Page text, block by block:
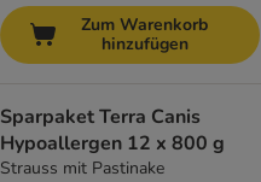
Zum Warenkorb
hinzufügen
Sparpaket Terra Canis
Hypoallergen 12 x 800 g
Strauss mit Pastinake